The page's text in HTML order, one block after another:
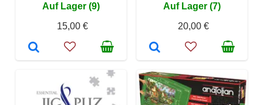
Auf Lager (9)
15,00 €
Auf Lager (7)
20,00 €